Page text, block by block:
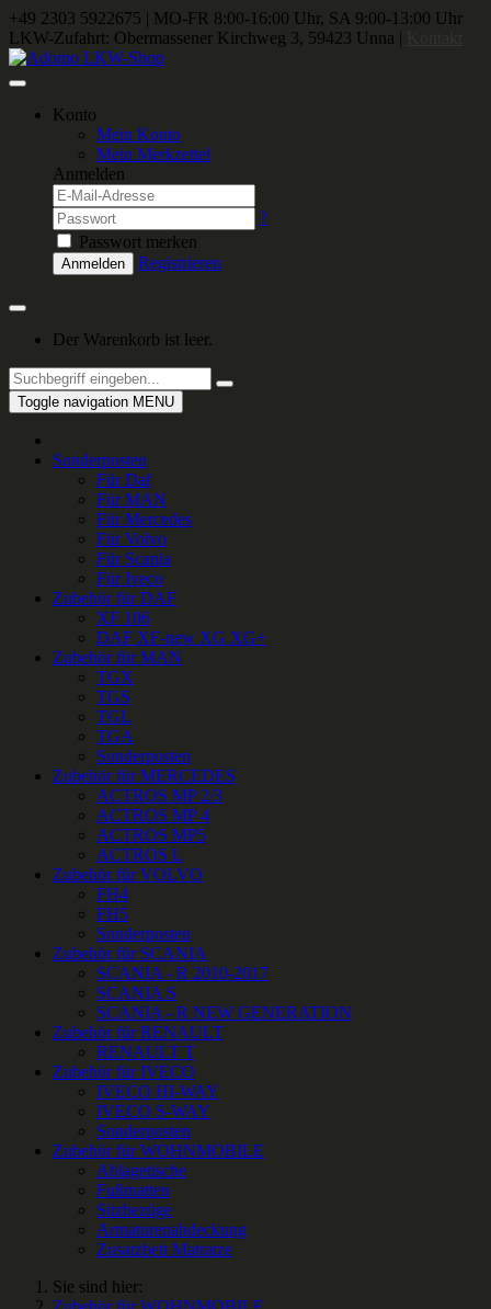
+49 2303 5922675 | MO-FR 8:00-16:00 Uhr, SA 9:00-13:00 Uhr
LKW-Zufahrt: Obermassener Kirchweg 3, 59423 Unna |
Konto
Mein Konto
Mein Merkzettel
Anmelden
?
Passwort merken
Anmelden Registrieren
Der Warenkorb ist leer.
Toggle navigation MENU
Sonderposten
Für Daf
Für MAN
Für Mercedes
Für Volvo
Für Scania
Für Iveco
Zubehör für DAF
XF 106
DAF XF-new XG XG+
Zubehör für MAN
TGX
TGS
TGL
TGA
Sonderposten
Zubehör für MERCEDES
ACTROS MP 2/3
ACTROS MP 4
ACTROS MP5
ACTROS L
Zubehör für VOLVO
FH4
FH5
Sonderposten
Zubehör für SCANIA
SCANIA - R 2010-2017
SCANIA S
SCANIA - R NEW GENERATION
Zubehör für RENAULT
RENAULT T
Zubehör für IVECO
IVECO HI-WAY
IVECO S-WAY
Sonderposten
Zubehör für WOHNMOBILE
Ablagetische
Fußmatten
Sitzbezüge
Armaturenabdeckung
Zusatzbett Matratze
Sie sind hier: